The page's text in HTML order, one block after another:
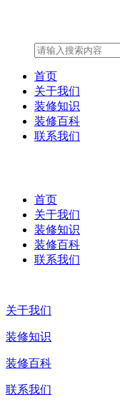
首页
关于我们
装修知识
装修百科
联系我们
首页
关于我们
装修知识
装修百科
联系我们
关于我们
装修知识
装修百科
联系我们